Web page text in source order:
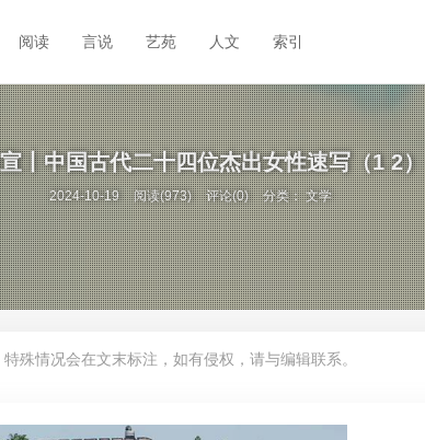
阅读 言说 艺苑 人文 索引
丨中国古代二十四位杰出女性速写（1 2）
2024-10-19 阅读(973) 评论(0) 分类：文学
殊情况会在文末标注，如有侵权，请与编辑联系。